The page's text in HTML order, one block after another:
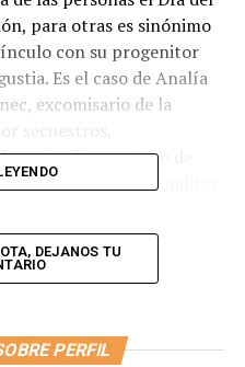
para otras es sinónimo
con su progenitor
Es el caso de Analía
excomisario de la
secuestros,
el terrorismo de
cívico-eclesiástico-militar
primaria y psicóloga.
en la Universidad de
DEJANOS TU
PERFIL